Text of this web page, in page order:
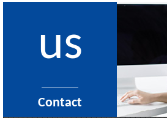
us
Contact